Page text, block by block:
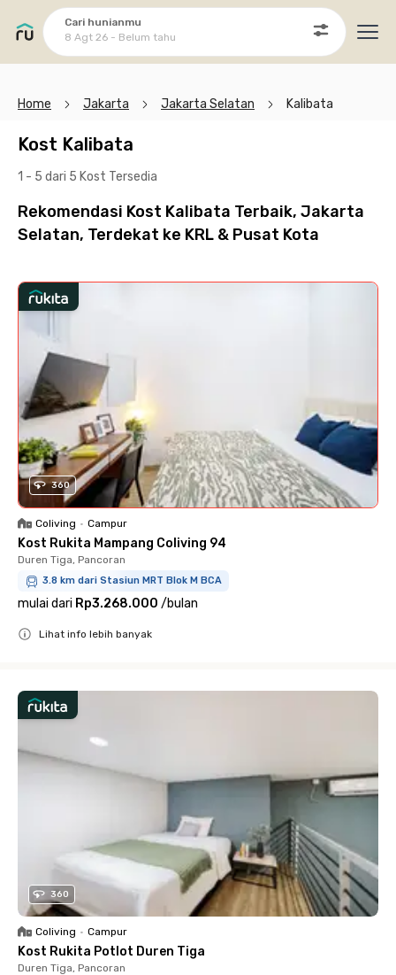
Cari hunianmu
8 Agt 26 - Belum tahu
Home Jakarta Jakarta Selatan Kalibata
Kost Kalibata
1 - 5 dari 5 Kost Tersedia
Rekomendasi Kost Kalibata Terbaik, Jakarta
Selatan, Terdekat ke KRL & Pusat Kota
360
Coliving • Campur
Kost Rukita Mampang Coliving 94
Duren Tiga, Pancoran
3.8 km dari Stasiun MRT Blok M BCA
mulai dari Rp3.268.000 /bulan
Lihat info lebih banyak
360
Coliving • Campur
Kost Rukita Potlot Duren Tiga
Duren Tiga, Pancoran